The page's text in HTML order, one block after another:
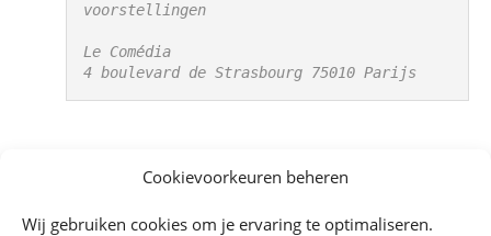
Cookievoorkeuren beheren
Wij gebruiken cookies om je ervaring te optimaliseren.
voorstellingen
Le Comédia
4 boulevard de Strasbourg 75010 Parijs
Accordez-moi Paris